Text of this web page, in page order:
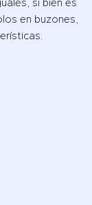
si bien es
en buzones,